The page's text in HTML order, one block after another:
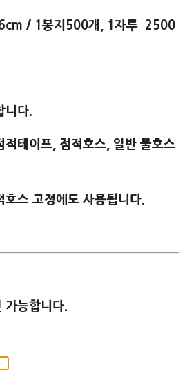
/ 1봉지500개, 1자루 2500
니다.
적테이프, 점적호스, 일반 물호스
호스 고정에도 사용됩니다.
가능합니다.